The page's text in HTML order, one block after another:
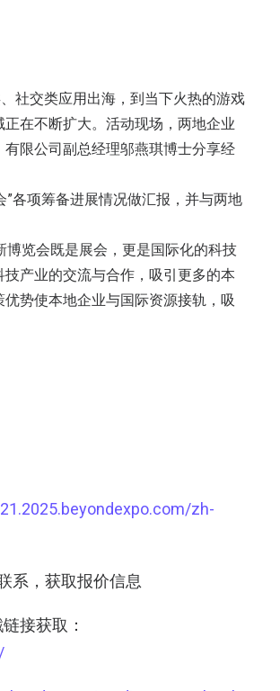
社交类应用出海，到当下火热的游戏
在不断扩大。活动现场，两地企业
限公司副总经理邬燕琪博士分享经
”各项筹备进展情况做汇报，并与两地
博览会既是展会，更是国际化的科技
产业的交流与合作，吸引更多的本
势使本地企业与国际资源接轨，吸
zh-
系，获取报价信息
接获取：